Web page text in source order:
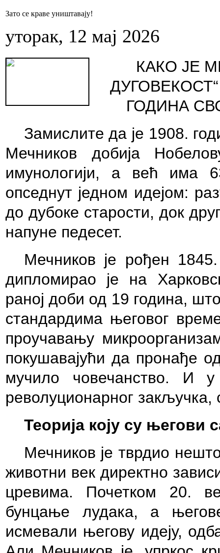
Зато се краве уништавају!
уторак, 12 мај 2026
КАКО ЈЕ
ГОДИНА
Замислите да је 1908.
Мечников добија
имунологији, а већ има
опседнут једном идејом:
до дубоке старости, док
напуне педесет.
Мечников је рођен
дипломирао је на
раној доби од 19 година,
стандардима његовог
проучавању
покушавајући да пронађе
мучило човечанство. И
револуционарног закључка,
Теорија коју су
Мечников је тврдио
животни век директно
цревима. Почетком 20.
бунцање лудака, а
исмевали његову идеју,